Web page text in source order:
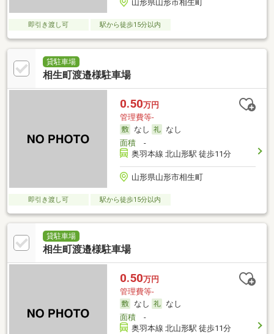
山形県山形市相生町
即引き渡し可 駅から徒歩15分以内
貸駐車場
相生町渡邉様駐車場
0.50万円
管理費等-
なし
なし
面積-
奥羽本線 北山形駅 徒歩11分
山形県山形市相生町
即引き渡し可 駅から徒歩15分以内
貸駐車場
相生町渡邉様駐車場
0.50万円
管理費等-
なし
なし
面積-
奥羽本線 北山形駅 徒歩11分